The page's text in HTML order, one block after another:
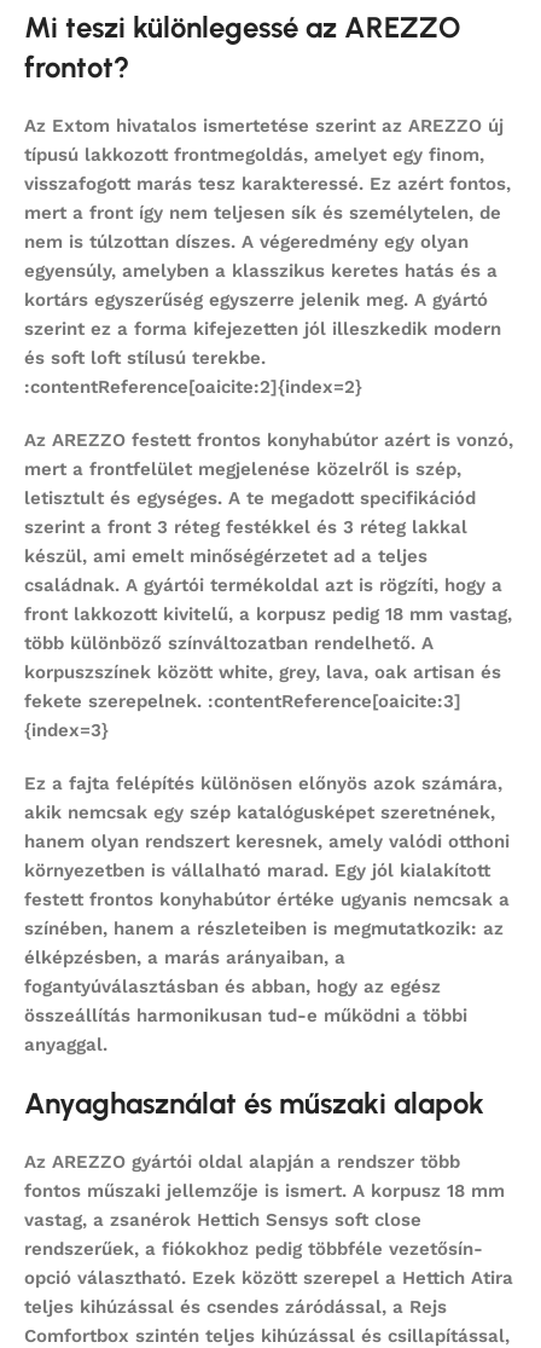
Mi teszi különlegessé az AREZZO
frontot?
Az Extom hivatalos ismertetése szerint az AREZZO új
típusú lakkozott frontmegoldás, amelyet egy finom,
visszafogott marás tesz karakteressé. Ez azért fontos,
mert a front így nem teljesen sík és személytelen, de
nem is túlzottan díszes. A végeredmény egy olyan
egyensúly, amelyben a klasszikus keretes hatás és a
kortárs egyszerűség egyszerre jelenik meg. A gyártó
szerint ez a forma kifejezetten jól illeszkedik modern
és soft loft stílusú terekbe.
:contentReference[oaicite:2]{index=2}
Az AREZZO festett frontos konyhabútor azért is vonzó,
mert a frontfelület megjelenése közelről is szép,
letisztult és egységes. A te megadott specifikációd
szerint a front 3 réteg festékkel és 3 réteg lakkal
készül, ami emelt minőségérzetet ad a teljes
családnak. A gyártói termékoldal azt is rögzíti, hogy a
front lakkozott kivitelű, a korpusz pedig 18 mm vastag,
több különböző színváltozatban rendelhető. A
korpuszszínek között white, grey, lava, oak artisan és
fekete szerepelnek. :contentReference[oaicite:3]
{index=3}
Ez a fajta felépítés különösen előnyös azok számára,
akik nemcsak egy szép katalógusképet szeretnének,
hanem olyan rendszert keresnek, amely valódi otthoni
környezetben is vállalható marad. Egy jól kialakított
festett frontos konyhabútor értéke ugyanis nemcsak a
színében, hanem a részleteiben is megmutatkozik: az
élképzésben, a marás arányaiban, a
fogantyúválasztásban és abban, hogy az egész
összeállítás harmonikusan tud-e működni a többi
anyaggal.
Anyaghasználat és műszaki alapok
Az AREZZO gyártói oldal alapján a rendszer több
fontos műszaki jellemzője is ismert. A korpusz 18 mm
vastag, a zsanérok Hettich Sensys soft close
rendszerűek, a fiókokhoz pedig többféle vezetősín-
opció választható. Ezek között szerepel a Hettich Atira
teljes kihúzással és csendes záródással, a Rejs
Comfortbox szintén teljes kihúzással és csillapítással,